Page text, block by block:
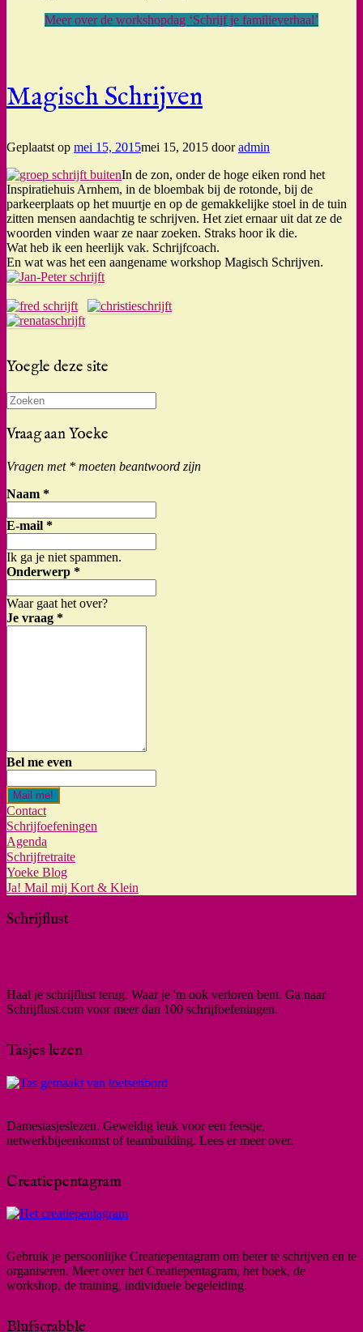
Meer over de workshopdag ‘Schrijf je familieverhaal’
Magisch Schrijven
Geplaatst op mei 15, 2015mei 15, 2015 dooradmin
In de zon, onder de hoge eiken rond het
Inspiratiehuis Arnhem, in de bloembak bij de rotonde, bij de
parkeerplaats op het muurtje en op de gemakkelijke stoel in de tuin
zitten mensen aandachtig te schrijven. Het ziet ernaar uit dat ze de
woorden vinden waar ze naar zoeken. Straks hoor ik die.
Wat heb ik een heerlijk vak. Schrijfcoach.
En wat was het een aangename workshop Magisch Schrijven.
Yoegle deze site
Zoeken
naar:
Vraag aan Yoeke
Vragen met * moeten beantwoord zijn
Naam *
E-mail *
Ik ga je niet spammen.
Onderwerp *
Waar gaat het over?
Je vraag *
Bel me even
Mail me!
Contact
Schrijfoefeningen
Agenda
Schrijfretraite
Yoeke Blog
Ja! Mail mij Kort & Klein
Schrijflust
Haal je schrijflust terug. Waar je 'm ook verloren bent. Ga naar
Schrijflust.com voor meer dan 100 schrijfoefeningen.
Tasjes lezen
Damestasjeslezen. Geweldig leuk voor een feestje,
netwerkbijeenkomst of teambuilding. Lees er meer over.
Creatiepentagram
Gebruik je persoonlijke Creatiepentagram om beter te schrijven en te
organiseren. Meer over het Creatiepentagram, het boek, de
workshop, de training, individuele begeleiding.
Blufscrabble